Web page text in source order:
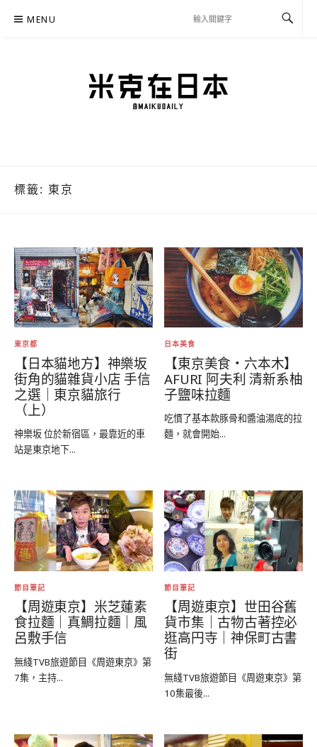
MENU
標籤: 東京
東京都
【日本貓地方】神樂坂
街角的貓雜貨小店 手信
之選｜東京貓旅行
（上）
神樂坂 位於新宿區，最靠近的車
站是東京地下...
日本美食
【東京美食‧六本木】
AFURI 阿夫利 清新系柚
子鹽味拉麵
吃慣了基本款豚骨和醬油湯底的拉
麵，就會開始...
節目筆記
【周遊東京】米芝蓮素
食拉麵｜真鯛拉麵｜風
呂敷手信
無綫TVB旅遊節目《周遊東京》第
7集，主持...
節目筆記
【周遊東京】世田谷舊
貨市集｜古物古著控必
逛高円寺｜神保町古書
街
無綫TVB旅遊節目《周遊東京》第
10集最後...